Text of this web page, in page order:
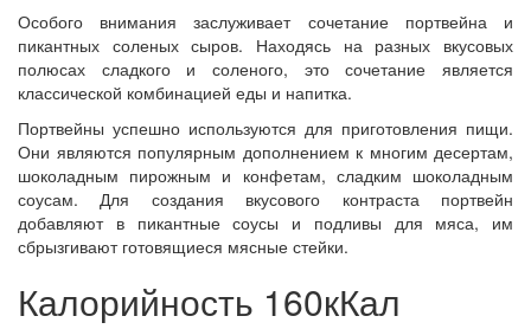
Особого внимания заслуживает сочетание портвейна и
пикантных соленых сыров. Находясь на разных вкусовых
полюсах сладкого и соленого, это сочетание является
классической комбинацией еды и напитка.
Портвейны успешно используются для приготовления пищи.
Они являются популярным дополнением к многим десертам,
шоколадным пирожным и конфетам, сладким шоколадным
соусам. Для создания вкусового контраста портвейн
добавляют в пикантные соусы и подливы для мяса, им
сбрызгивают готовящиеся мясные стейки.
Калорийность 160кКал